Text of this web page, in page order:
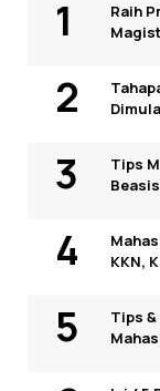
Raih
Tips
KKN,
Tips